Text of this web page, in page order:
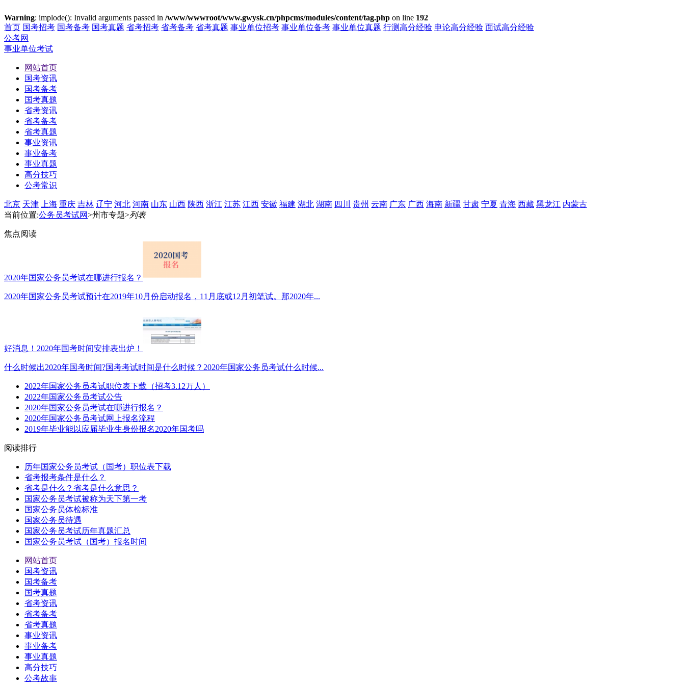
Warning: implode(): Invalid arguments passed in /www/wwwroot/www.gwysk.cn/phpcms/modules/content/tag.php on line 192
首页 国考招考 国考备考 国考真题 省考招考 省考备考 省考真题 事业单位招考 事业单位备考 事业单位真题 行测高分经验 申论高分经验 面试高分经验
公考网
事业单位考试
网站首页
国考资讯
国考备考
国考真题
省考资讯
省考备考
省考真题
事业资讯
事业备考
事业真题
高分技巧
公考常识
北京 天津 上海 重庆 吉林 辽宁 河北 河南 山东 山西 陕西 浙江 江苏 江西 安徽 福建 湖北 湖南 四川 贵州 云南 广东 广西 海南 新疆 甘肃 宁夏 青海 西藏 黑龙江 内蒙古
当前位置:公务员考试网>州市专题>列表
焦点阅读
2020年国家公务员考试在哪进行报名？
2020年国家公务员考试预计在2019年10月份启动报名，11月底或12月初笔试。那2020年...
好消息！2020年国考时间安排表出炉！
什么时候出2020年国考时间?国考考试时间是什么时候？2020年国家公务员考试什么时候...
2022年国家公务员考试职位表下载（招考3.12万人）
2022年国家公务员考试公告
2020年国家公务员考试在哪进行报名？
2020年国家公务员考试网上报名流程
2019年毕业能以应届毕业生身份报名2020年国考吗
阅读排行
历年国家公务员考试（国考）职位表下载
省考报考条件是什么？
省考是什么？省考是什么意思？
国家公务员考试被称为天下第一考
国家公务员体检标准
国家公务员待遇
国家公务员考试历年真题汇总
国家公务员考试（国考）报名时间
网站首页
国考资讯
国考备考
国考真题
省考资讯
省考备考
省考真题
事业资讯
事业备考
事业真题
高分技巧
公考故事